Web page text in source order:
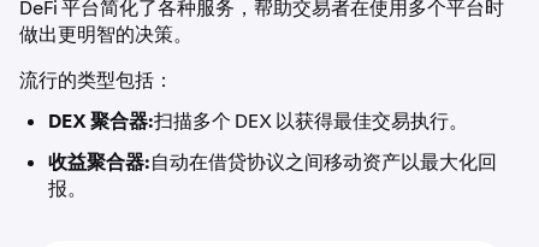
DeFi 平台简化了各种服务，帮助交易者在使用多个平台时
做出更明智的决策。
流行的类型包括：
DEX 聚合器:扫描多个 DEX 以获得最佳交易执行。
收益聚合器:自动在借贷协议之间移动资产以最大化回
报。